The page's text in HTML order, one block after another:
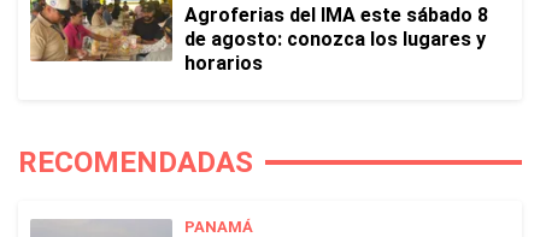
Agroferias del IMA este sábado 8
de agosto: conozca los lugares y
horarios
RECOMENDADAS
PANAMÁ